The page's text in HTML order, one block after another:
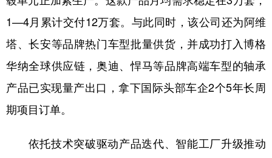
1—4月累计交付12万套。与此同时，该公司还为阿维
塔、长安等品牌热门车型批量供货，并成功打入博格
华纳全球供应链，奥迪、悍马等品牌高端车型的轴承
产品已实现量产出口，拿下国际头部车企2个5年长周
期项目订单。
依托技术突破驱动产品迭代、智能工厂升级推动